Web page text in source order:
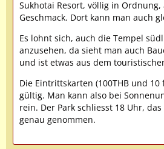
Sukhotai Resort, völlig in
Geschmack. Dort kann man auch
Es lohnt sich, auch die Tempel
anzusehen, da sieht man auch
und ist etwas aus dem
Die Eintrittskarten (100THB und 10
gültig. Man kann also bei
rein. Der Park schliesst 18 Uhr,
genau genommen.